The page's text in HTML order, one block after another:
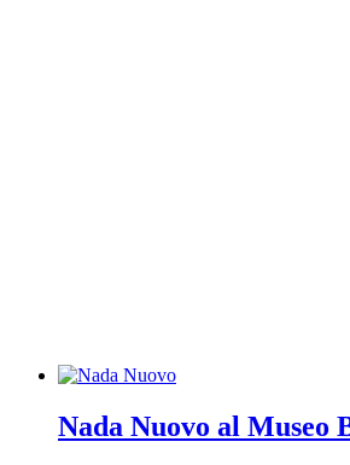
Nada Nuovo al Museo